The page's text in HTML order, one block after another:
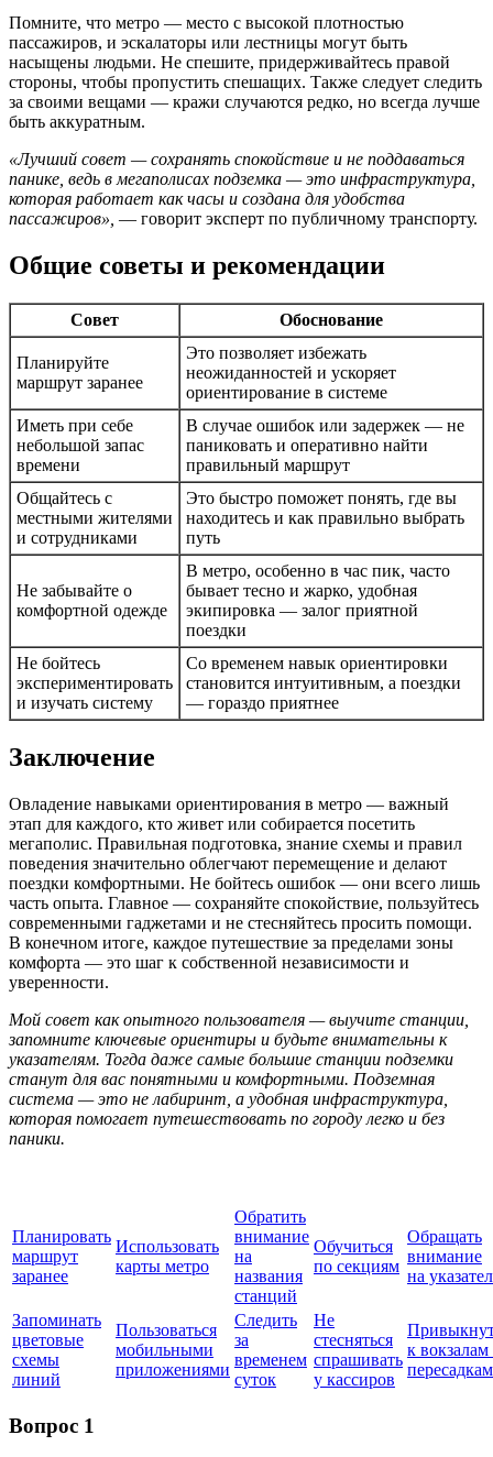
Помните, что метро — место с высокой плотностью
пассажиров, и эскалаторы или лестницы могут быть
насыщены людьми. Не спешите, придерживайтесь правой
стороны, чтобы пропустить спешащих. Также следует следить
за своими вещами — кражи случаются редко, но всегда лучше
быть аккуратным.
«Лучший совет — сохранять спокойствие и не поддаваться
панике, ведь в мегаполисах подземка — это инфраструктура,
которая работает как часы и создана для удобства
пассажиров», — говорит эксперт по публичному транспорту.
Общие советы и рекомендации
Совет Обоснование
Планируйте
маршрут заранее
Это позволяет избежать
неожиданностей и ускоряет
ориентирование в системе
Иметь при себе
небольшой запас
времени
В случае ошибок или задержек — не
паниковать и оперативно найти
правильный маршрут
Общайтесь с
местными жителями
и сотрудниками
Это быстро поможет понять, где вы
находитесь и как правильно выбрать
путь
Не забывайте о
комфортной одежде
В метро, особенно в час пик, часто
бывает тесно и жарко, удобная
экипировка — залог приятной
поездки
Не бойтесь
экспериментировать
и изучать систему
Со временем навык ориентировки
становится интуитивным, а поездки
— гораздо приятнее
Заключение
Овладение навыками ориентирования в метро — важный
этап для каждого, кто живет или собирается посетить
мегаполис. Правильная подготовка, знание схемы и правил
поведения значительно облегчают перемещение и делают
поездки комфортными. Не бойтесь ошибок — они всего лишь
часть опыта. Главное — сохраняйте спокойствие, пользуйтесь
современными гаджетами и не стесняйтесь просить помощи.
В конечном итоге, каждое путешествие за пределами зоны
комфорта — это шаг к собственной независимости и
уверенности.
Мой совет как опытного пользователя — выучите станции,
запомните ключевые ориентиры и будьте внимательны к
указателям. Тогда даже самые большие станции подземки
станут для вас понятными и комфортными. Подземная
система — это не лабиринт, а удобная инфраструктура,
которая помогает путешествовать по городу легко и без
паники.
Планировать
маршрут
заранее
Использовать
карты метро
Обратить
внимание
на
названия
станций
Обучиться
по секциям
Обращать
внимание
на
Запоминать
цветовые
схемы
линий
Пользоваться
мобильными
приложениями
Следить
за
временем
суток
Не
стесняться
спрашивать
у кассиров
к вокзалам
пересадкам
Вопрос 1